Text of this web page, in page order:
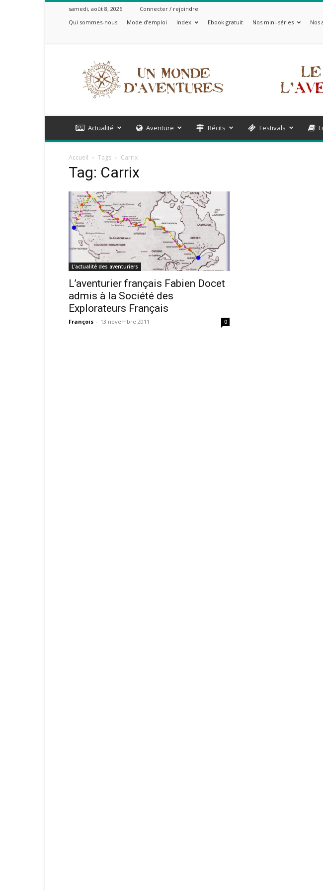
samedi, août 8, 2026
Connecter / rejoindre
Qui sommes-nous
Mode d’emploi Index Ebook gratuit Nos mini-séries Nos
Monde
d'Aventures
Actualité Aventure Récits Festivals
Accueil Tags Carrix
Tag: Carrix
L'actualité des aventuriers
L’aventurier français Fabien Docet
admis à la Société des
Explorateurs Français
François - 13 novembre 2011 0